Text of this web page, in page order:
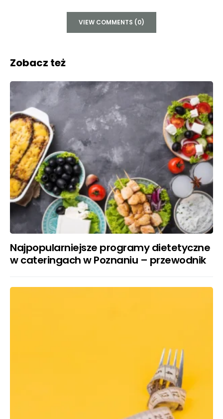
VIEW COMMENTS (0)
Zobacz też
Najpopularniejsze programy dietetyczne
w cateringach w Poznaniu – przewodnik